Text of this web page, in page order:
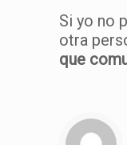
Si yo no
otra
que